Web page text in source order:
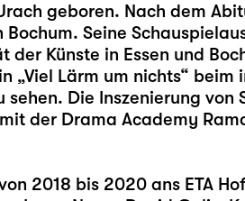
geboren. Nach dem
Bochum. Seine
der Künste in Essen und
„Viel Lärm um nichts“ beim
sehen. Die Inszenierung
der Drama Academy
2018 bis 2020 ans ETA